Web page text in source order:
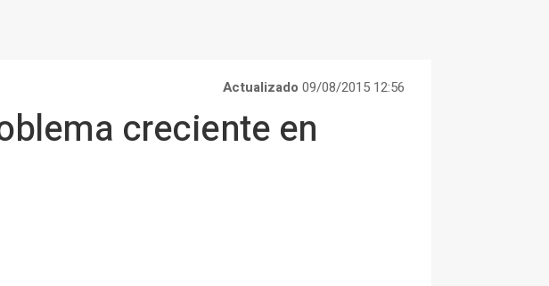
Actualizado 09/08/2015 12:56
creciente en